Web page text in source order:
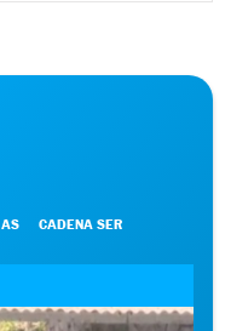
AS CADENA SER